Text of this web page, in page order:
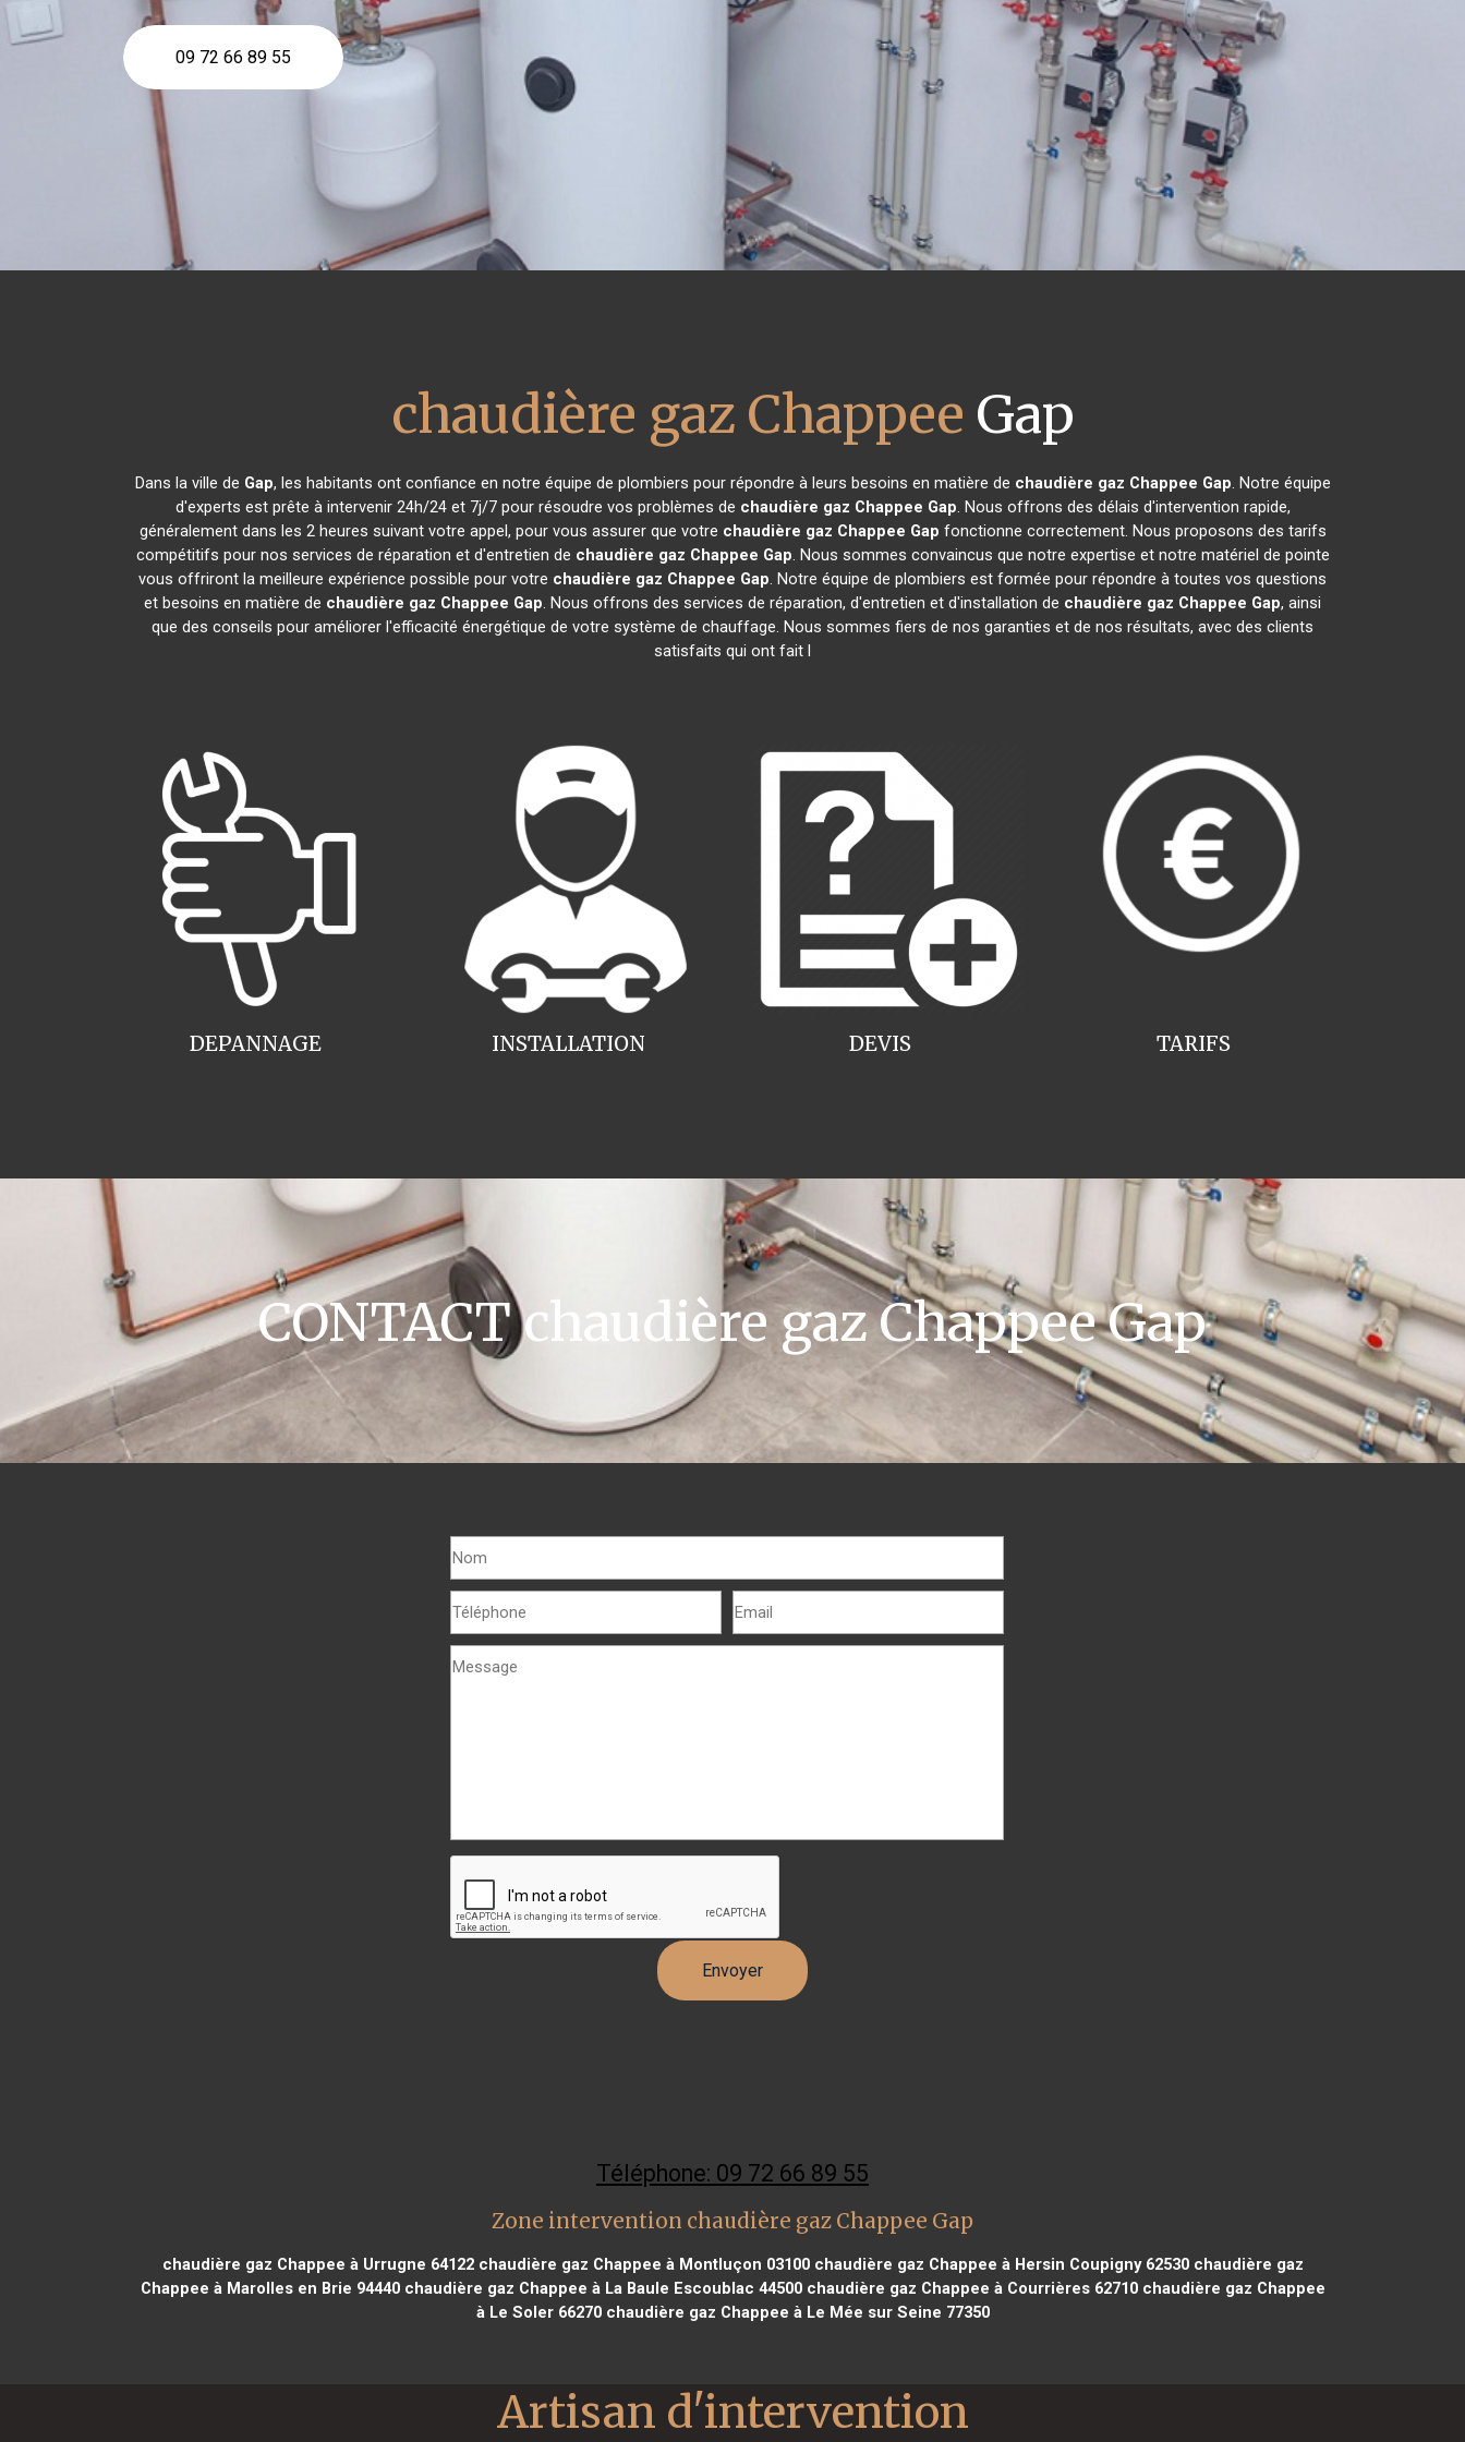
09 72 66 89 55
chaudière gaz Chappee Gap
Dans la ville de Gap, les habitants ont confiance en notre équipe de plombiers pour répondre à leurs besoins en matière de chaudière gaz Chappee Gap. Notre équipe
d'experts est prête à intervenir 24h/24 et 7j/7 pour résoudre vos problèmes de chaudière gaz Chappee Gap. Nous offrons des délais d'intervention rapide,
généralement dans les 2 heures suivant votre appel, pour vous assurer que votre chaudière gaz Chappee Gap fonctionne correctement. Nous proposons des tarifs
compétitifs pour nos services de réparation et d'entretien de chaudière gaz Chappee Gap. Nous sommes convaincus que notre expertise et notre matériel de pointe
vous offriront la meilleure expérience possible pour votre chaudière gaz Chappee Gap. Notre équipe de plombiers est formée pour répondre à toutes vos questions
et besoins en matière de chaudière gaz Chappee Gap. Nous offrons des services de réparation, d'entretien et d'installation de chaudière gaz Chappee Gap, ainsi
que des conseils pour améliorer l'efficacité énergétique de votre système de chauffage. Nous sommes fiers de nos garanties et de nos résultats, avec des clients
satisfaits qui ont fait l
INSTALLATION
DEPANNAGE TARIFS
DEVIS
CONTACT chaudière gaz Chappee Gap
Téléphone: 09 72 66 89 55
Zone intervention chaudière gaz Chappee Gap
chaudière gaz Chappee à Urrugne 64122chaudière gaz Chappee à Montluçon 03100chaudière gaz Chappee à Hersin Coupigny 62530chaudière gaz
Chappee à Marolles en Brie 94440chaudière gaz Chappee à La Baule Escoublac 44500chaudière gaz Chappee à Courrières 62710chaudière gaz Chappee
à Le Soler 66270chaudière gaz Chappee à Le Mée sur Seine 77350
Artisan d'intervention